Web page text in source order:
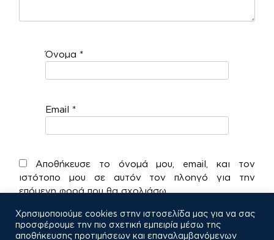
Όνομα *
Email *
Αποθήκευσε το όνομά μου, email, και τον
ιστότοπο μου σε αυτόν τον πλοηγό για την
επόμενη φορά που θα σχολιάσω.
Χρησιμοποιούμε cookies στην ιστοσελίδα μας για να σας
προσφέρουμε την πιο σχετική εμπειρία μέσω της
αποθήκευσης προτιμήσεων και επαναλαμβανόμενων